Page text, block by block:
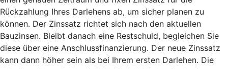
Rückzahlung Ihres Darlehens ab, um sicher planen zu
können. Der Zinssatz richtet sich nach den aktuellen
Bauzinsen. Bleibt danach eine Restschuld, begleichen Sie
diese über eine Anschlussfinanzierung. Der neue Zinssatz
kann dann höher sein als bei Ihrem ersten Darlehen. Die